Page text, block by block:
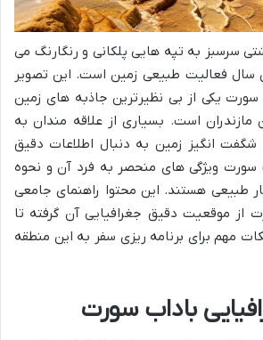
سرسبز به تپه هایی پلکانی و رنگارنگ می
سال فعالیت طبیعی زمین است. این تصویر
یکی از بی نظیرترین جاذبه های زمین
مازندران است. بسیاری از علاقه مندان به
انگیز زمین به دنبال اطلاعات دقیق
سورت ویژگی های منحصر به فرد آن و نحوه
طبیعی هستند. این محتوا راهنمای جامعی
از موقعیت دقیق جغرافیایی آن گرفته تا
مهم برای برنامه ریزی سفر به این منطقه
باداب سورت